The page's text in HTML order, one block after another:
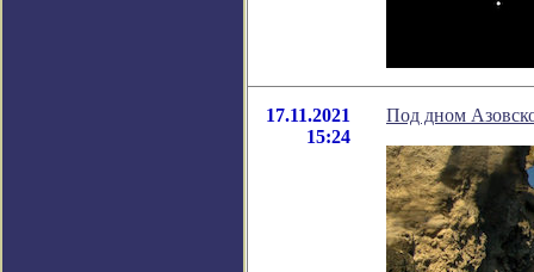
17.11.2021
15:24
Под дном